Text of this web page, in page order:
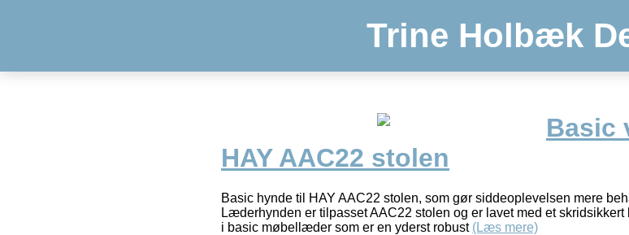
Trine Holbæk
Basic
HAY AAC22 stolen
Basic hynde til HAY AAC22 stolen, som gør siddeoplevelsen mere
Læderhynden er tilpasset AAC22 stolen og er lavet med et
i basic møbellæder som er en yderst robust (Læs mere)